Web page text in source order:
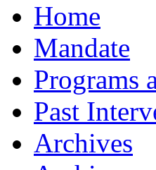
Home
Mandate
Programs
Past
Archives